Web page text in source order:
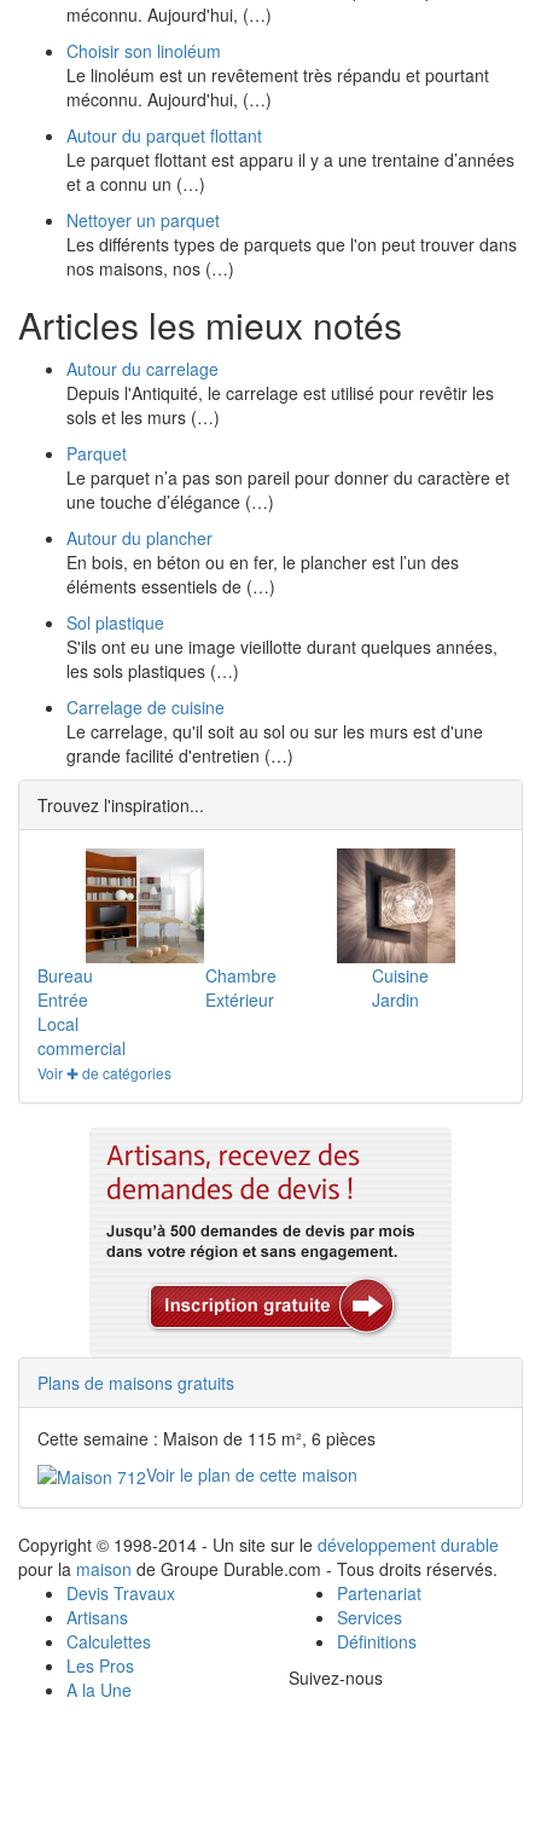
méconnu. Aujourd'hui, (…)
Choisir son linoléum
Le linoléum est un revêtement très répandu et pourtant
méconnu. Aujourd'hui, (…)
Autour du parquet flottant
Le parquet flottant est apparu il y a une trentaine d’années
et a connu un (…)
Nettoyer un parquet
Les différents types de parquets que l'on peut trouver dans
nos maisons, nos (…)
Articles les mieux notés
Autour du carrelage
Depuis l'Antiquité, le carrelage est utilisé pour revêtir les
sols et les murs (…)
Parquet
Le parquet n’a pas son pareil pour donner du caractère et
une touche d’élégance (…)
Autour du plancher
En bois, en béton ou en fer, le plancher est l’un des
éléments essentiels de (…)
Sol plastique
S'ils ont eu une image vieillotte durant quelques années,
les sols plastiques (…)
Carrelage de cuisine
Le carrelage, qu'il soit au sol ou sur les murs est d'une
grande facilité d'entretien (…)
Trouvez l'inspiration...
Bureau Chambre
Cuisine
Entrée
Extérieur
Jardin
Local
commercial
Voir ✚ de catégories
Plans de maisons gratuits
Cette semaine : Maison de 115 m², 6 pièces
Voir le plan de cette maison
Copyright © 1998-2014 - Un site sur le développement durable
pour la maison de Groupe Durable.com - Tous droits réservés.
Devis Travaux
Artisans
Calculettes
Les Pros
A la Une
Partenariat
Services
Définitions
Suivez-nous